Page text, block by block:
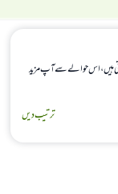
ہیں، اس حوالے سے آپ مزید
ترتیب دیں